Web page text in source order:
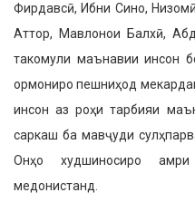
Фирдавсӣ, Ибни Сино,
Аттор, Мавлонои Балхӣ,
такомули маънавии инсон
ормониро пешниҳод
инсон аз роҳи тарбияи
саркаш ба мавҷуди
Онҳо худши­носиро
медонистанд.